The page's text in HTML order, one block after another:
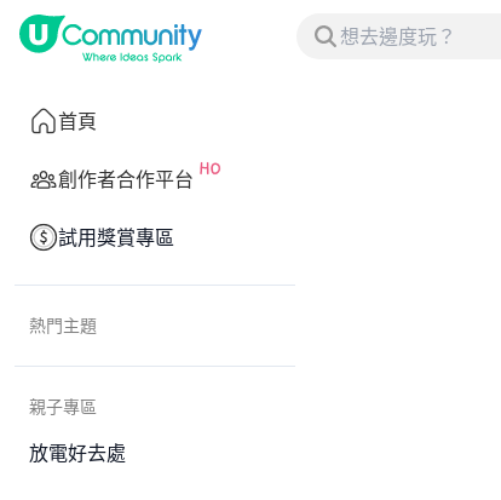
首頁
創作者合作平台
試用獎賞專區
熱門主題
親子專區
放電好去處